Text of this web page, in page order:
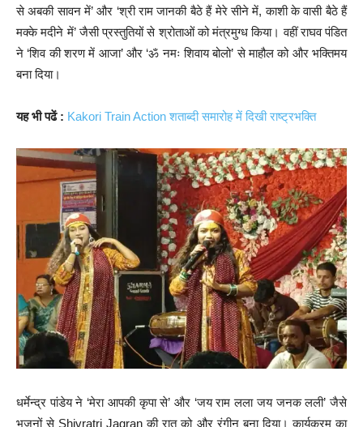
से अबकी सावन में’ और ‘श्री राम जानकी बैठे हैं मेरे सीने में, काशी के वासी बैठे हैं
मक्के मदीने में’ जैसी प्रस्तुतियों से श्रोताओं को मंत्रमुग्ध किया। वहीं राघव पंडित
ने ‘शिव की शरण में आजा’ और ‘ॐ नमः शिवाय बोलो’ से माहौल को और भक्तिमय
बना दिया।
यह भी पढें : Kakori Train Action शताब्दी समारोह में दिखी राष्ट्रभक्ति
धर्मेन्द्र पांडेय ने ‘मेरा आपकी कृपा से’ और ‘जय राम लला जय जनक लली’ जैसे
भजनों से Shivratri Jagran की रात को और रंगीन बना दिया। कार्यक्रम का